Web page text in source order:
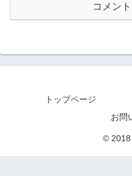
コメン
トップページ
お問
© 2018